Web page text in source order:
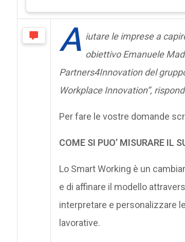
A iutare le imprese a
obiettivo Emanuele
Partners4Innovation del
Workplace Innovation”,
Per fare le vostre domande
COME SI PUO’ MISURARE IL
Lo Smart Working è un
e di affinare il modello
interpretare e personalizzare
lavorative.